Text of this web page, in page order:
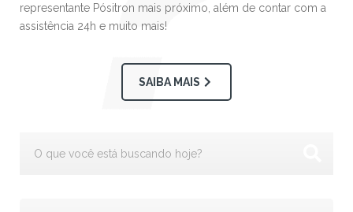
representante Pósitron mais próximo, além de contar com a
assistência 24h e muito mais!
SAIBA MAIS